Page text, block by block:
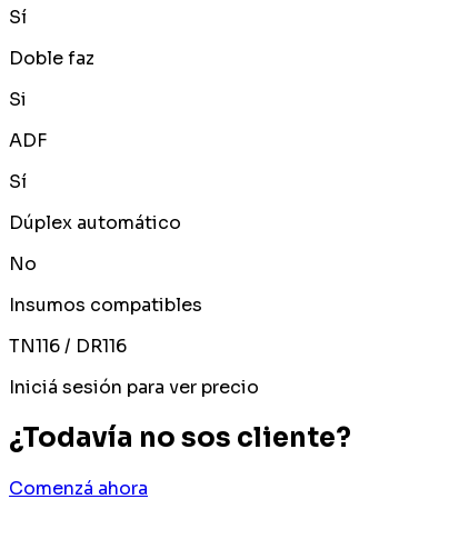
Sí
Doble faz
Si
ADF
Sí
Dúplex automático
No
Insumos compatibles
TN116 / DR116
Iniciá sesión para ver precio
¿Todavía no sos cliente?
Comenzá ahora